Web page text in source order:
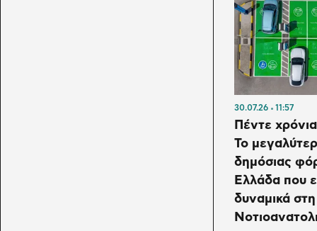
30.07.26 11:57
Πέντε
Το
δημόσιας
Ελλάδα που
δυναμικά στη